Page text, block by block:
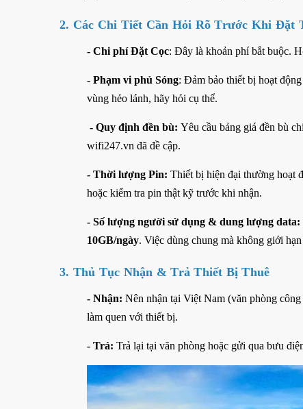
2. Các Chi Tiết Cần Hỏi Rõ Trước Khi Đặt
- Chi phí Đặt Cọc: Đây là khoản phí bắt buộc.
- Phạm vi phủ Sóng: Đảm bảo thiết bị hoạt
vùng hẻo lánh, hãy hỏi cụ thể.
- Quy định đền bù: Yêu cầu bảng giá đền bù
wifi247.vn đã đề cập.
- Thời lượng Pin: Thiết bị hiện đại thường hoạt
hoặc kiểm tra pin thật kỹ trước khi nhận.
- Số lượng người sử dụng & dung lượng data:
10GB/ngày. Việc dùng chung mà không giới
3. Thủ Tục Nhận & Trả Thiết Bị Thuê
- Nhận: Nên nhận tại Việt Nam (văn phòng
làm quen với thiết bị.
- Trả: Trả lại tại văn phòng hoặc gửi qua bưu